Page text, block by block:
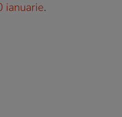
ianuarie.